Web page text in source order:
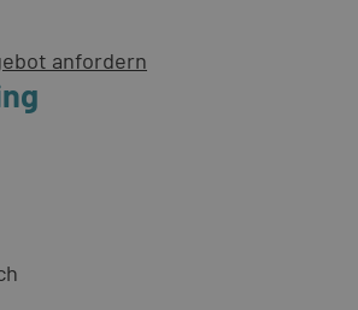
anfordern